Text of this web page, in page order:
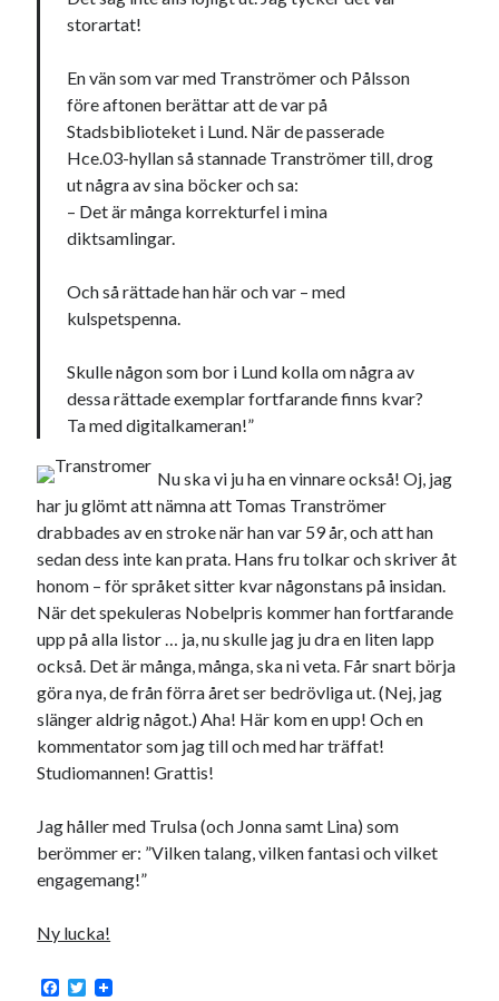
storartat!
En vän som var med Tranströmer och Pålsson
före aftonen berättar att de var på
Stadsbiblioteket i Lund. När de passerade
Hce.03-hyllan så stannade Tranströmer till, drog
ut några av sina böcker och sa:
– Det är många korrekturfel i mina
diktsamlingar.
Och så rättade han här och var – med
kulspetspenna.
Skulle någon som bor i Lund kolla om några av
dessa rättade exemplar fortfarande finns kvar?
Ta med digitalkameran!”
Nu ska vi ju ha en vinnare också! Oj, jag
har ju glömt att nämna att Tomas Tranströmer
drabbades av en stroke när han var 59 år, och att han
sedan dess inte kan prata. Hans fru tolkar och skriver åt
honom – för språket sitter kvar någonstans på insidan.
När det spekuleras Nobelpris kommer han fortfarande
upp på alla listor … ja, nu skulle jag ju dra en liten lapp
också. Det är många, många, ska ni veta. Får snart börja
göra nya, de från förra året ser bedrövliga ut. (Nej, jag
slänger aldrig något.) Aha! Här kom en upp! Och en
kommentator som jag till och med har träffat!
Studiomannen! Grattis!
Jag håller med Trulsa (och Jonna samt Lina) som
berömmer er: ”Vilken talang, vilken fantasi och vilket
engagemang!”
Ny lucka!
F
T